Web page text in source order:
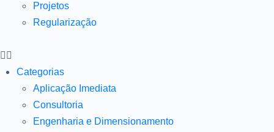
Projetos
Regularização
Categorias
Aplicação Imediata
Consultoria
Engenharia e Dimensionamento